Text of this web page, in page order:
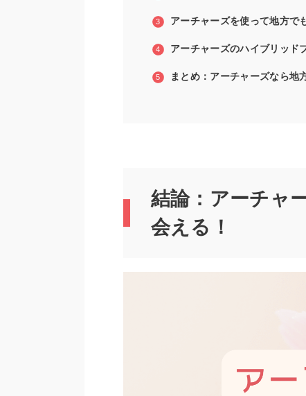
アーチャーズを使って地方で
アーチャーズのハイブリッド
まとめ：アーチャーズなら地
結論：アーチャ
会える！